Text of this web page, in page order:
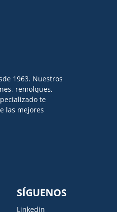
1963. Nuestros
remolques,
te
las mejores
SÍGUENOS
Linkedin